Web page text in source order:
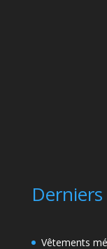
Vêtements